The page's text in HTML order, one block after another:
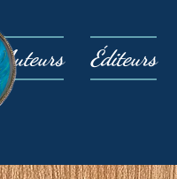
Auteurs Éditeurs